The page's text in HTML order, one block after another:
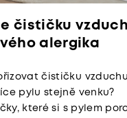
čističku
alergika
čističku
pylu stejně venku?
které si s pylem